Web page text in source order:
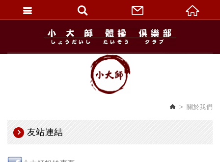
關於我們
友站連結
繁體中文